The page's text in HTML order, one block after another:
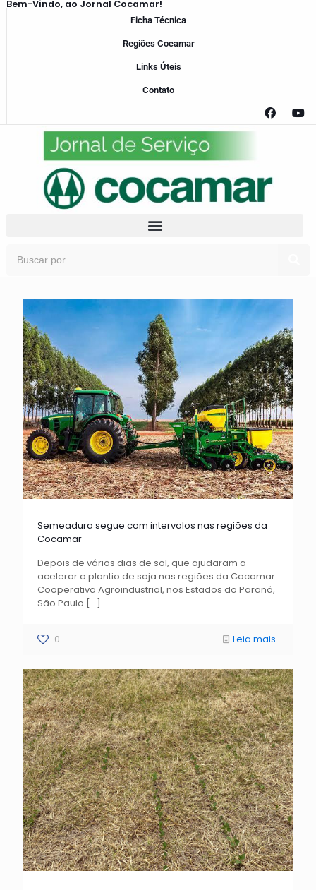
Bem-Vindo, ao Jornal Cocamar!
Ficha Técnica
Regiões Cocamar
Links Úteis
Contato
Semeadura segue com intervalos nas regiões da
Cocamar
Depois de vários dias de sol, que ajudaram a
acelerar o plantio de soja nas regiões da Cocamar
Cooperativa Agroindustrial, nos Estados do Paraná,
São Paulo […]
0 Leia mais...